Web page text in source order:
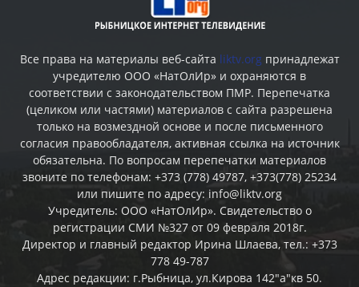
Все права на материалы веб-сайта liktv.org принадлежат
учредителю ООО «НатОлИр» и охраняются в
соответствии с законодательством ПМР. Перепечатка
(целиком или частями) материалов c сайта разрешена
только на возмездной основе и после письменного
согласия правообладателя, активная ссылка на источник
обязательна. По вопросам перепечатки материалов
звоните по телефонам: +373 (778) 49787, +373(778) 25234
или пишите по адресу: info@liktv.org
Учредитель: ООО «НатОлИр». Свидетельство о
регистрации СМИ №327 от 09 февраля 2018г.
Директор и главный редактор Ирина Шлаева, тел.: +373
778 49-787
Адрес редакции: г.Рыбница, ул.Кирова 142"а"кв 50.